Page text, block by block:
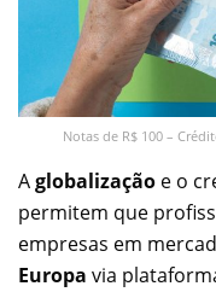
Notas de R$ 100 –
Aglobalização e o
permitem que
empresas em
Europa via